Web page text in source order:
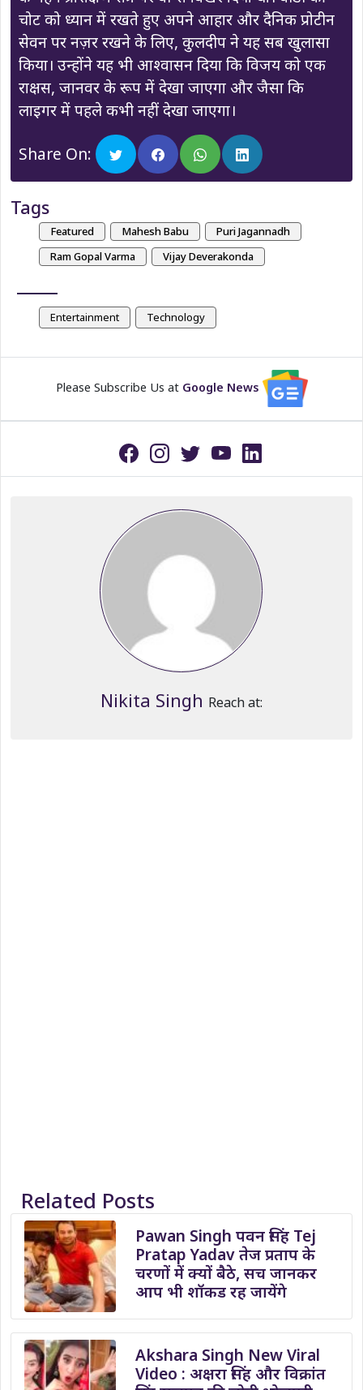
चोट को ध्यान में रखते हुए अपने आहार और दैनिक प्रोटीन
सेवन पर नज़र रखने के लिए, कुलदीप ने यह सब खुलासा
किया। उन्होंने यह भी आश्वासन दिया कि विजय को एक
राक्षस, जानवर के रूप में देखा जाएगा और जैसा कि
लाइगर में पहले कभी नहीं देखा जाएगा।
Share On:
Tags
Featured Mahesh Babu
Puri Jagannadh
Ram Gopal Varma
Vijay Deverakonda
Entertainment Technology
Please Subscribe Us at Google News
Nikita Singh Reach at:
Related Posts
Pawan Singh पवन सिंह Tej
Pratap Yadav तेज प्रताप के
चरणों में क्यों बैठे, सच जानकर
आप भी शॉकड रह जायेंगे
Akshara Singh New Viral
Video : अक्षरा सिंह और विक्रांत